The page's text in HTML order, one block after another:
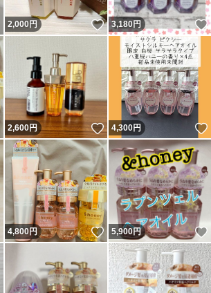
いいね！
2,000円 いいね！
3,180 円
いいね！
2,600円 いいね！
4,300円
いいね！
4,800円 いいね！
5,900円